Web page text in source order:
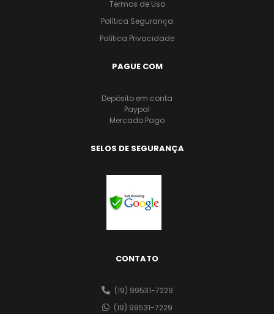
Termos de Uso
Política Segurança
Política Privacidade
PAGUE COM
Depósito em conta
Paypal
Mercado Pago
SELOS DE SEGURANÇA
CONTATO
(19) 99531-7229
(19) 99531-7229